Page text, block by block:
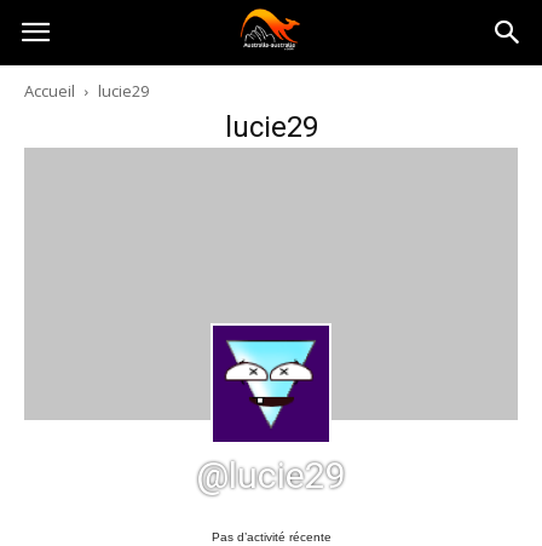
Australia-
australie.com
Accueil lucie29
lucie29
@lucie29
Pas d’activité récente